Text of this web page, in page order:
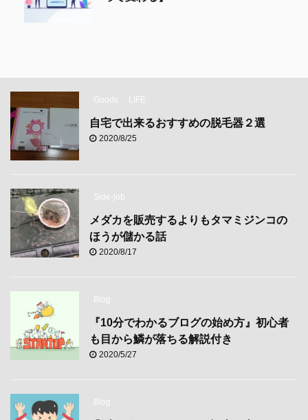
Goods LIFE
自宅で出来るおすすめの脱毛器２選
2020/8/25
Side-job
メダカを販売するよりもタマミジンコの
ほうが儲かる話
2020/8/17
Blog
『10分でわかるブログの始め方』初心者
も目から鱗が落ちる解説付き
2020/5/27
Blog